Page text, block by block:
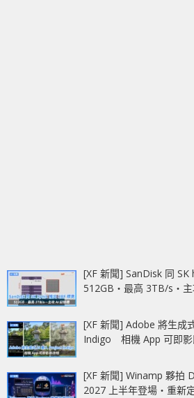
[XF 新聞] SanDisk 同
512GB‧最高 3TB/s‧主
[XF 新聞] Adobe 將生成
Indigo 相機 App 可即影
[XF 新聞] Winamp 夥拍
2027 上半年登場‧重新